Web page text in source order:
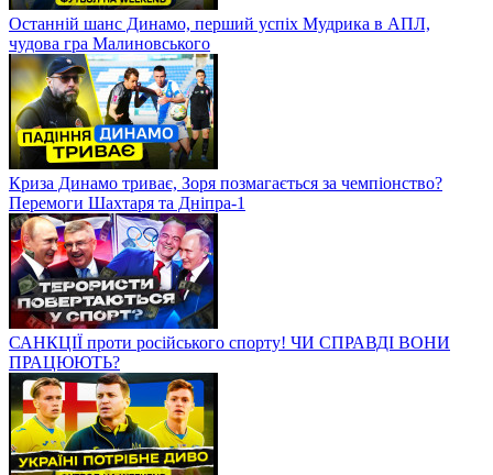
Останній шанс Динамо, перший успіх Мудрика в АПЛ,
чудова гра Малиновського
Криза Динамо триває, Зоря позмагається за чемпіонство?
Перемоги Шахтаря та Дніпра-1
САНКЦІЇ проти російського спорту! ЧИ СПРАВДІ ВОНИ
ПРАЦЮЮТЬ?